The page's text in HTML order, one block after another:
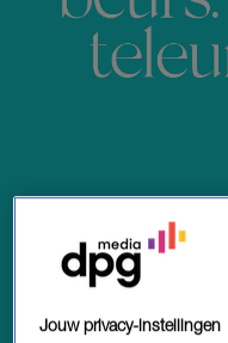
Jouw privacy-instellingen